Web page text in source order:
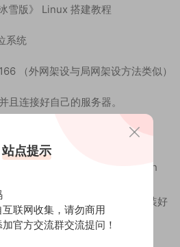
雪版》 Linux 搭建教程
系统
（外网架设与局网架设方法类似）
且连接好自己的服务器。
-O install.sh
install_6.0.sh && sh install.sh
里有单独的宝塔安装教程。安装好
站点提示
联网收集，请勿商用
官方交流群交流提问！